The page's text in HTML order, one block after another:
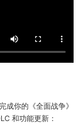
成你的《全面战争》
和功能更新：